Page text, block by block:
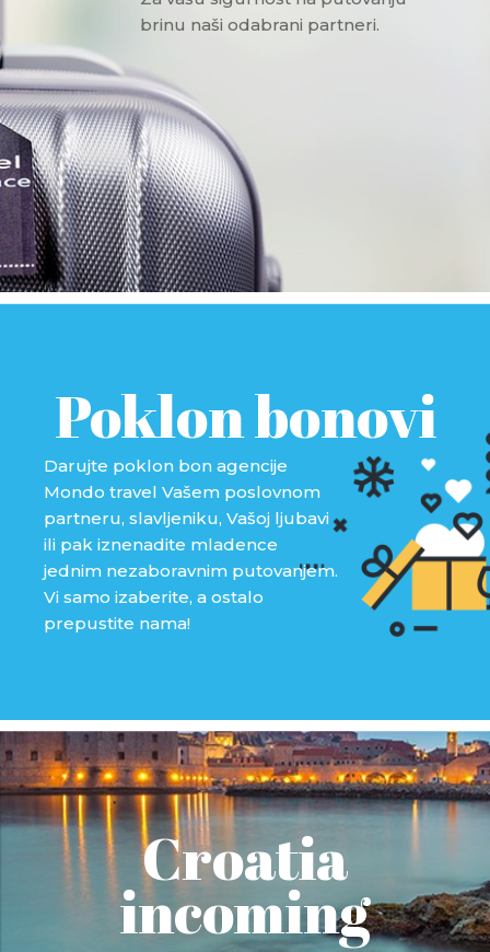
brinu naši odabrani partneri.
Poklon bonovi
Darujte poklon bon agencije
Mondo travel Vašem poslovnom
partneru, slavljeniku, Vašoj ljubavi
ili pak iznenadite mladence
jednim nezaboravnim putovanjem.
Vi samo izaberite, a ostalo
prepustite nama!
Croatia
incoming